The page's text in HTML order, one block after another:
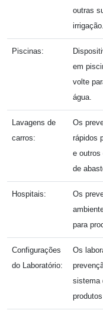
outras
irrigação.
Piscinas:
em
volte
água.
Lavagens de
carros:
Os
rápidos
e outros
de
Hospitais:
Os
para
Configurações
do Laboratório:
Os
sistema